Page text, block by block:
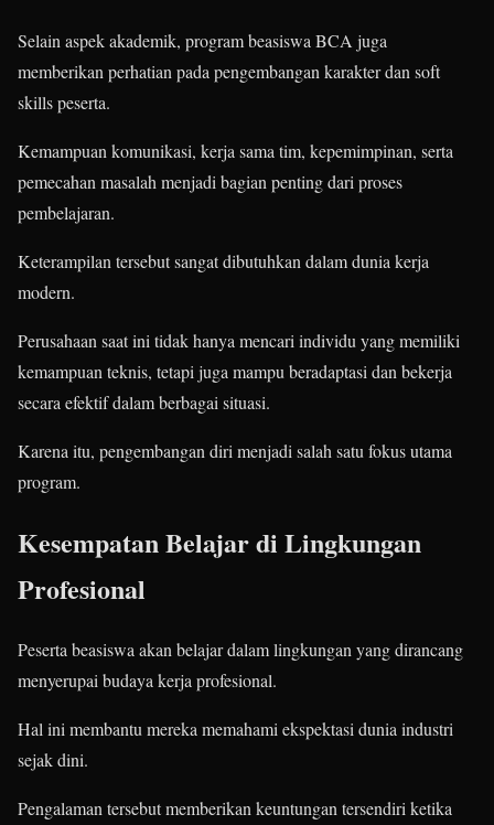
Selain aspek akademik, program beasiswa BCA juga
memberikan perhatian pada pengembangan karakter dan soft
skills peserta.
Kemampuan komunikasi, kerja sama tim, kepemimpinan, serta
pemecahan masalah menjadi bagian penting dari proses
pembelajaran.
Keterampilan tersebut sangat dibutuhkan dalam dunia kerja
modern.
Perusahaan saat ini tidak hanya mencari individu yang memiliki
kemampuan teknis, tetapi juga mampu beradaptasi dan bekerja
secara efektif dalam berbagai situasi.
Karena itu, pengembangan diri menjadi salah satu fokus utama
program.
Kesempatan Belajar di Lingkungan
Profesional
Peserta beasiswa akan belajar dalam lingkungan yang dirancang
menyerupai budaya kerja profesional.
Hal ini membantu mereka memahami ekspektasi dunia industri
sejak dini.
Pengalaman tersebut memberikan keuntungan tersendiri ketika